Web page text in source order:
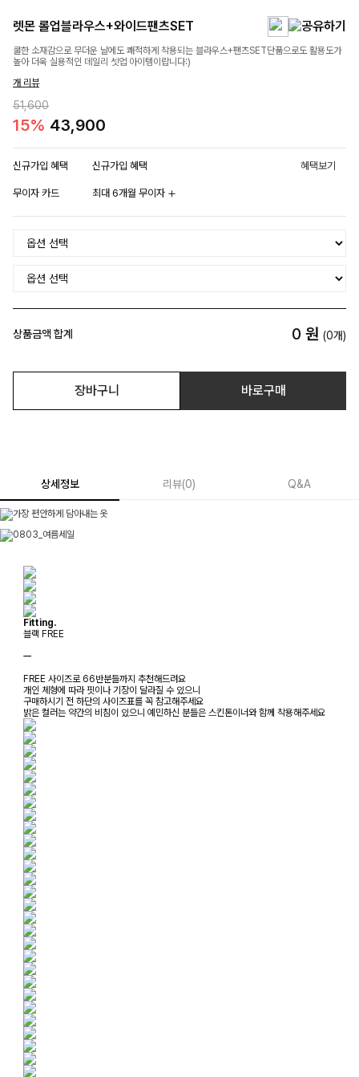
렛몬 롤업블라우스+와이드팬츠SET
쿨한 소재감으로 무더운 날에도 쾌적하게 착용되는 블라우스+팬츠SET단품으로도 활용도가
높아 더욱 실용적인 데일리 셋업 아이템이랍니다:)
개 리뷰
51,600
15% 43,900
신규가입 혜택 신규가입 혜택 혜택보기
무이자 카드 최대 6개월 무이자
상품금액 합계 0 원 (0개)
장바구니 바로구매
상세정보 리뷰(0) Q&A
Fitting.
블랙 FREE
ㅡ
FREE 사이즈로 66반분들까지 추천해드려요
개인 체형에 따라 핏이나 기장이 달라질 수 있으니
구매하시기 전 하단의 사이즈표를 꼭 참고해주세요
밝은 컬러는 약간의 비침이 있으니 예민하신 분들은 스킨톤이너와 함께 착용해주세요